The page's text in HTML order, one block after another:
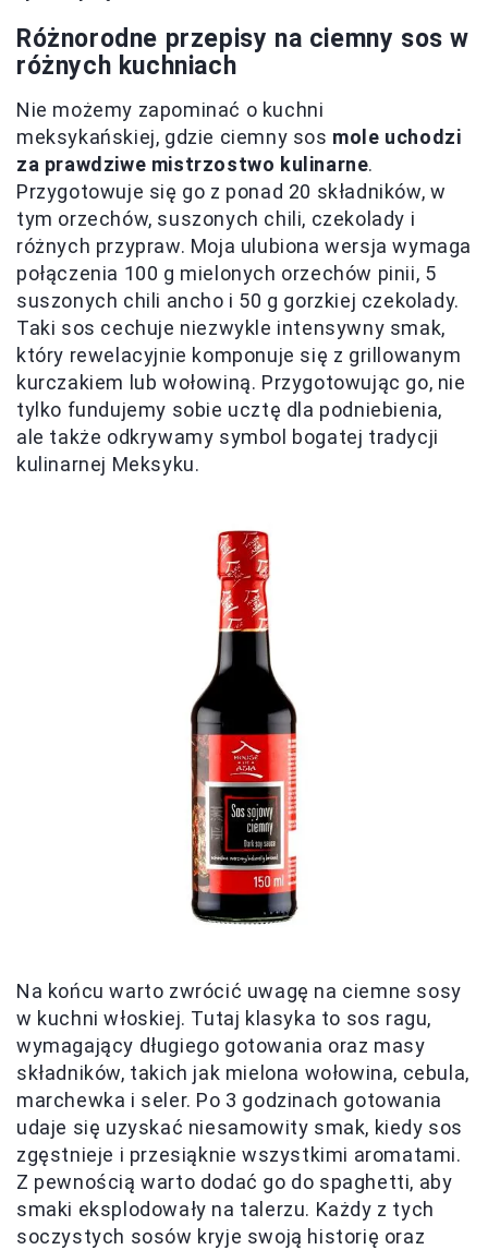
Różnorodne przepisy na ciemny sos w
różnych kuchniach
Nie możemy zapominać o kuchni
meksykańskiej, gdzie ciemny sos mole uchodzi
za prawdziwe mistrzostwo kulinarne.
Przygotowuje się go z ponad 20 składników, w
tym orzechów, suszonych chili, czekolady i
różnych przypraw. Moja ulubiona wersja wymaga
połączenia 100 g mielonych orzechów pinii, 5
suszonych chili ancho i 50 g gorzkiej czekolady.
Taki sos cechuje niezwykle intensywny smak,
który rewelacyjnie komponuje się z grillowanym
kurczakiem lub wołowiną. Przygotowując go, nie
tylko fundujemy sobie ucztę dla podniebienia,
ale także odkrywamy symbol bogatej tradycji
kulinarnej Meksyku.
Na końcu warto zwrócić uwagę na ciemne sosy
w kuchni włoskiej. Tutaj klasyka to sos ragu,
wymagający długiego gotowania oraz masy
składników, takich jak mielona wołowina, cebula,
marchewka i seler. Po 3 godzinach gotowania
udaje się uzyskać niesamowity smak, kiedy sos
zgęstnieje i przesiąknie wszystkimi aromatami.
Z pewnością warto dodać go do spaghetti, aby
smaki eksplodowały na talerzu. Każdy z tych
soczystych sosów kryje swoją historię oraz